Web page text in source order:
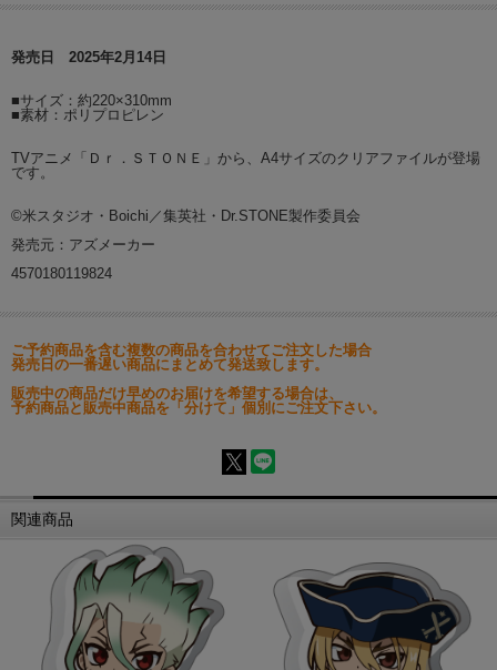
発売日 2025年2月14日
■サイズ：約220×310mm
■素材：ポリプロピレン
TVアニメ「Ｄｒ．ＳＴＯＮＥ」から、A4サイズのクリアファイルが登場
です。
©米スタジオ・Boichi／集英社・Dr.STONE製作委員会
発売元：アズメーカー
4570180119824
ご予約商品を含む複数の商品を合わせてご注文した場合
発売日の一番遅い商品にまとめて発送致します。
販売中の商品だけ早めのお届けを希望する場合は、
予約商品と販売中商品を「分けて」個別にご注文下さい。
関連商品